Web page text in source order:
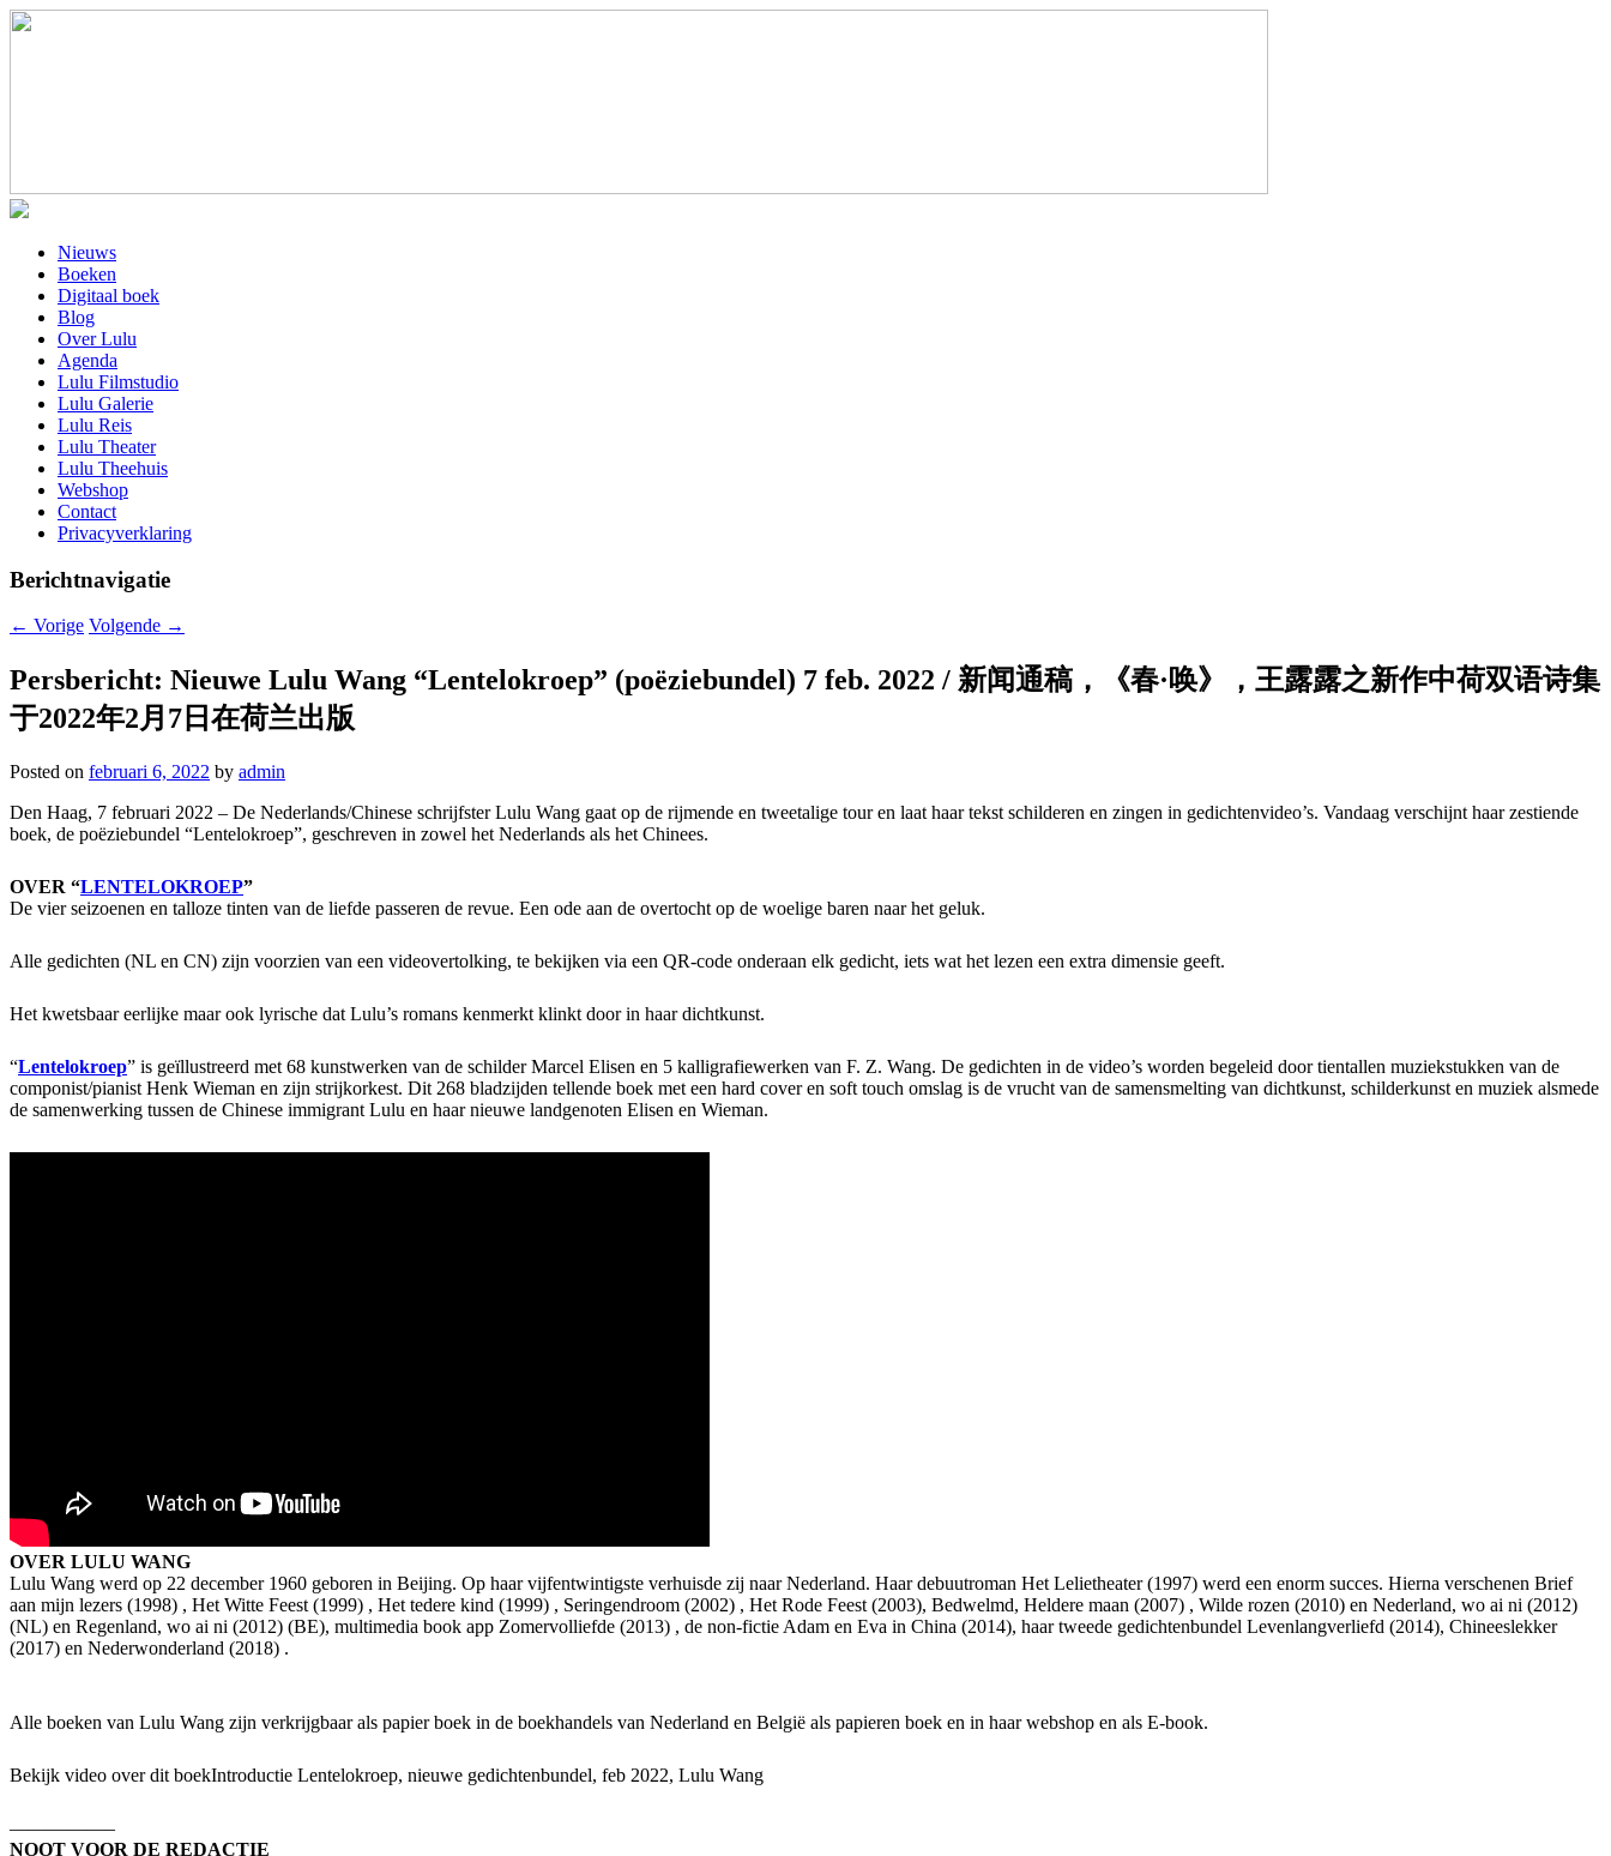
Nieuws
Boeken
Digitaal boek
Blog
Over Lulu
Agenda
Lulu Filmstudio
Lulu Galerie
Lulu Reis
Lulu Theater
Lulu Theehuis
Webshop
Contact
Privacyverklaring
Berichtnavigatie
← Vorige Volgende →
Persbericht: Nieuwe Lulu Wang “Lentelokroep” (poëziebundel) 7 feb. 2022 / 新闻通稿，《春·唤》，王露露之新作中荷双语诗集
于2022年2月7日在荷兰出版
Posted on februari 6, 2022 by admin
Den Haag, 7 februari 2022 – De Nederlands/Chinese schrijfster Lulu Wang gaat op de rijmende en tweetalige tour en laat haar tekst schilderen en zingen in gedichtenvideo’s. Vandaag verschijnt haar zestiende
boek, de poëziebundel “Lentelokroep”, geschreven in zowel het Nederlands als het Chinees.
OVER “LENTELOKROEP”
De vier seizoenen en talloze tinten van de liefde passeren de revue. Een ode aan de overtocht op de woelige baren naar het geluk.
Alle gedichten (NL en CN) zijn voorzien van een videovertolking, te bekijken via een QR-code onderaan elk gedicht, iets wat het lezen een extra dimensie geeft.
Het kwetsbaar eerlijke maar ook lyrische dat Lulu’s romans kenmerkt klinkt door in haar dichtkunst.
“Lentelokroep” is geïllustreerd met 68 kunstwerken van de schilder Marcel Elisen en 5 kalligrafiewerken van F. Z. Wang. De gedichten in de video’s worden begeleid door tientallen muziekstukken van de
componist/pianist Henk Wieman en zijn strijkorkest. Dit 268 bladzijden tellende boek met een hard cover en soft touch omslag is de vrucht van de samensmelting van dichtkunst, schilderkunst en muziek alsmede
de samenwerking tussen de Chinese immigrant Lulu en haar nieuwe landgenoten Elisen en Wieman.
OVER LULU WANG
Lulu Wang werd op 22 december 1960 geboren in Beijing. Op haar vijfentwintigste verhuisde zij naar Nederland. Haar debuutroman Het Lelietheater (1997) werd een enorm succes. Hierna verschenen Brief
aan mijn lezers (1998) , Het Witte Feest (1999) , Het tedere kind (1999) , Seringendroom (2002) , Het Rode Feest (2003), Bedwelmd, Heldere maan (2007) , Wilde rozen (2010) en Nederland, wo ai ni (2012)
(NL) en Regenland, wo ai ni (2012) (BE), multimedia book app Zomervolliefde (2013) , de non-fictie Adam en Eva in China (2014), haar tweede gedichtenbundel Levenlangverliefd (2014), Chineeslekker
(2017) en Nederwonderland (2018) .
Alle boeken van Lulu Wang zijn verkrijgbaar als papier boek in de boekhandels van Nederland en België als papieren boek en in haar webshop en als E-book.
Bekijk video over dit boekIntroductie Lentelokroep, nieuwe gedichtenbundel, feb 2022, Lulu Wang
—————–
NOOT VOOR DE REDACTIE